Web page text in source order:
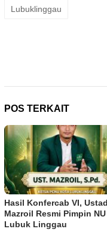
Lubuklinggau
POS TERKAIT
Hasil Konfercab VI, Ustad
Mazroil Resmi Pimpin
Lubuk Linggau